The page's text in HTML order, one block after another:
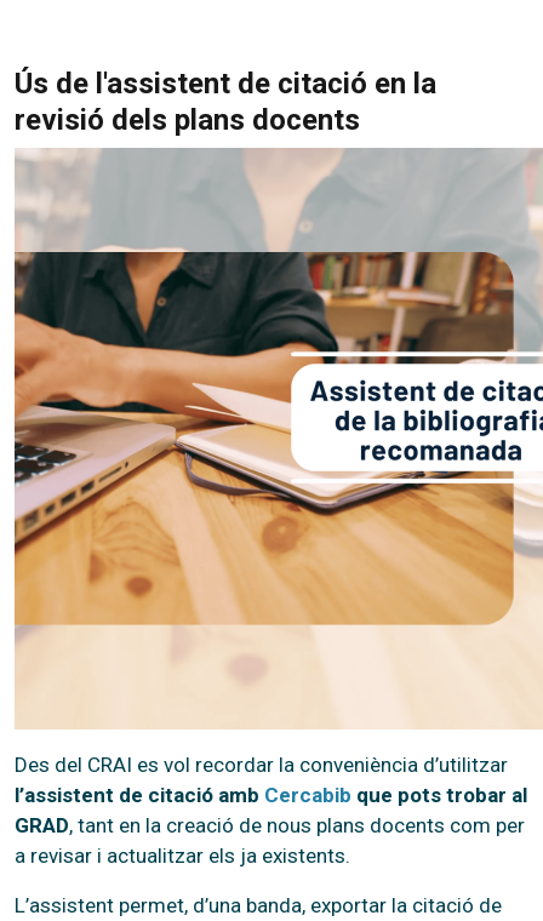
Ús de l'assistent de citació en la
revisió dels plans docents
Des del CRAI es vol recordar la conveniència d’utilitzar
l’assistent de citació amb Cercabib que pots trobar al
GRAD, tant en la creació de nous plans docents com per
a revisar i actualitzar els ja existents.
L’assistent permet, d’una banda, exportar la citació de